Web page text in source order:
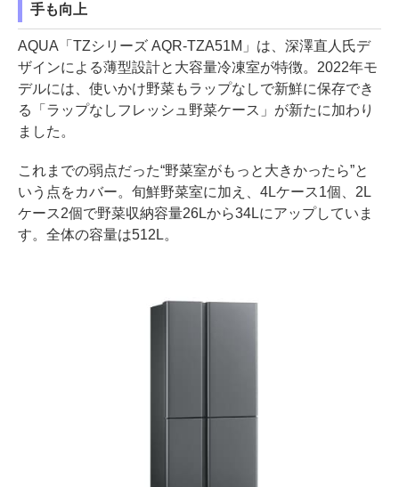
手も向上
AQUA「TZシリーズ AQR-TZA51M」は、深澤直人氏デ
ザインによる薄型設計と大容量冷凍室が特徴。2022年モ
デルには、使いかけ野菜もラップなしで新鮮に保存でき
る「ラップなしフレッシュ野菜ケース」が新たに加わり
ました。
これまでの弱点だった“野菜室がもっと大きかったら”と
いう点をカバー。旬鮮野菜室に加え、4Lケース1個、2L
ケース2個で野菜収納容量26Lから34Lにアップしていま
す。全体の容量は512L。